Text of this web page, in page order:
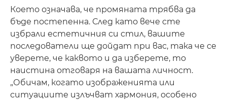
Което означава, че промяната трябва да
бъде постепенна. След като вече сте
избрали естетичния си стил, вашите
последователи ще дойдат при вас, така че се
уверете, че каквото и да изберете, то
наистина отговаря на вашата личност.
„Обичам, когато изображенията или
ситуациите излъчват хармония, особено